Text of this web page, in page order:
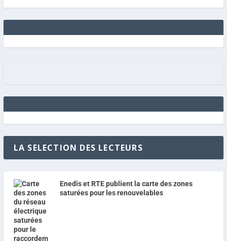
LA SELECTION DES LECTEURS
Enedis et RTE publient la carte des zones
saturées pour les renouvelables